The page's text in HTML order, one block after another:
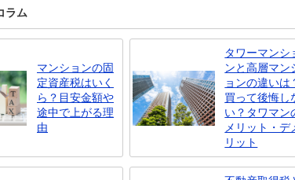
ラム
マンションの固
定資産税はいく
ら？目安金額や
途中で上がる理
由
タワーマンシ
ンと高層マン
ョンの違いは
買って後悔し
い？タワマン
メリット・デ
リット